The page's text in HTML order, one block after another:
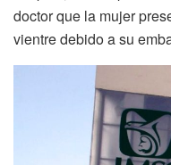
doctor que la mujer
vientre debido a su